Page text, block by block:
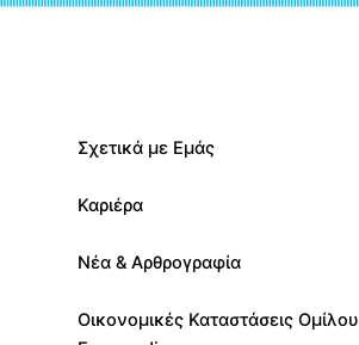
Σχετικά με Εμάς
Καριέρα
Νέα & Αρθρογραφία
Οικονομικές Καταστάσεις Ομίλου